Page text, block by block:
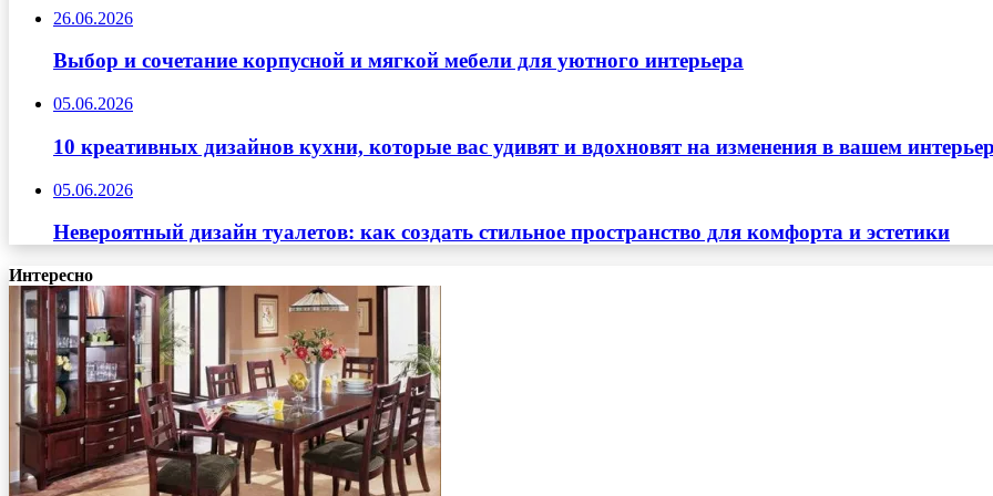
26.06.2026
Выбор и сочетание корпусной и мягкой мебели для уютного интерьера
05.06.2026
10 креативных дизайнов кухни, которые вас удивят и вдохновят на изменения в вашем
05.06.2026
Невероятный дизайн туалетов: как создать стильное пространство для комфорта и эстетики
Интересно